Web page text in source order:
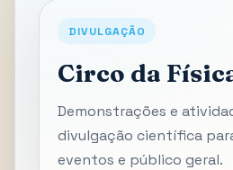
DIVULGAÇÃO
Circo da
Demonstrações e
divulgação científica
eventos e público geral.